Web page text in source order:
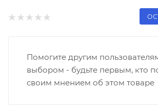
Помогите другим
выбором - будьте первым, кто
своим мнением об этом товаре